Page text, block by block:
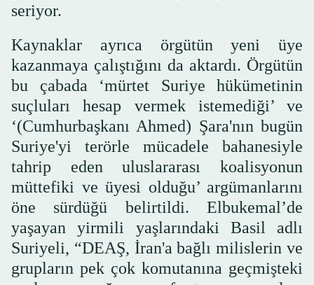
seriyor.
Kaynaklar ayrıca örgütün yeni üye
kazanmaya çalıştığını da aktardı. Örgütün
bu çabada ‘mürtet Suriye hükümetinin
suçluları hesap vermek istemediği’ ve
‘(Cumhurbaşkanı Ahmed) Şara'nın bugün
Suriye'yi terörle mücadele bahanesiyle
tahrip eden uluslararası koalisyonun
müttefiki ve üyesi olduğu’ argümanlarını
öne sürdüğü belirtildi. Elbukemal’de
yaşayan yirmili yaşlarındaki Basil adlı
Suriyeli, “DEAŞ, İran'a bağlı milislerin ve
grupların pek çok komutanına geçmişteki